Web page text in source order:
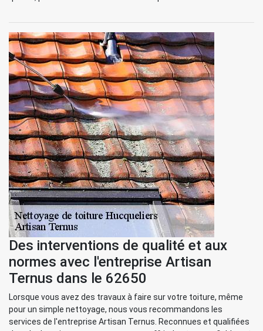
Des interventions de qualité et aux
normes avec l'entreprise Artisan
Ternus dans le 62650
Lorsque vous avez des travaux à faire sur votre toiture, même
pour un simple nettoyage, nous vous recommandons les
services de l'entreprise Artisan Ternus. Reconnues et qualifiées